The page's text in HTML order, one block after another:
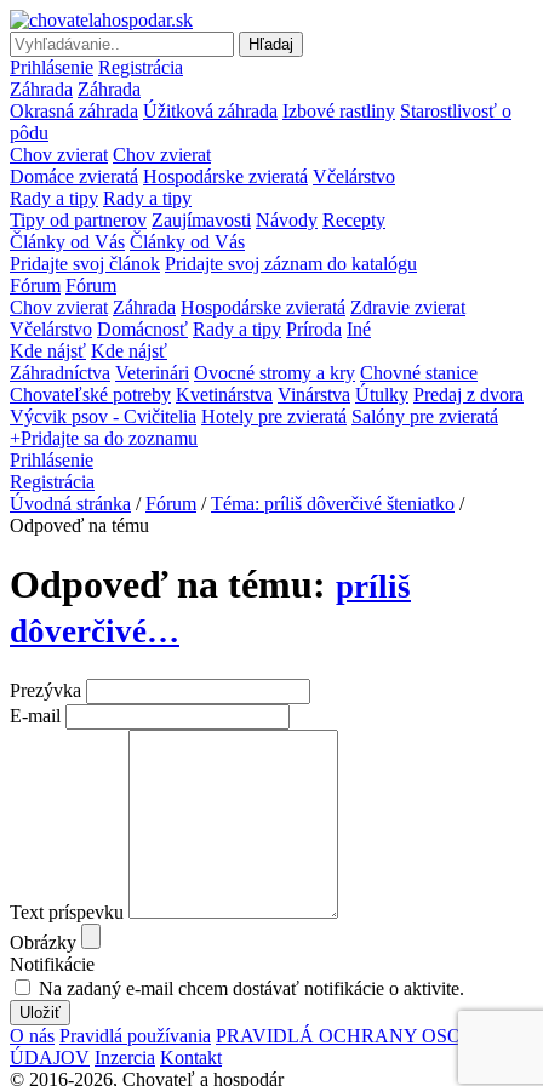
Hľadaj
Prihlásenie Registrácia
Záhrada Záhrada
Okrasná záhrada Úžitková záhrada Izbové rastliny Starostlivosť o
pôdu
Chov zvierat Chov zvierat
Domáce zvieratá Hospodárske zvieratá Včelárstvo
Rady a tipy Rady a tipy
Tipy od partnerov Zaujímavosti Návody Recepty
Články od Vás Články od Vás
Pridajte svoj článok Pridajte svoj záznam do katalógu
Fórum Fórum
Chov zvierat Záhrada Hospodárske zvieratá Zdravie zvierat
Včelárstvo Domácnosť Rady a tipy Príroda Iné
Kde nájsť Kde nájsť
Záhradníctva Veterinári Ovocné stromy a kry Chovné stanice
Chovateľské potreby Kvetinárstva Vinárstva Útulky Predaj z dvora
Výcvik psov - Cvičitelia Hotely pre zvieratá Salóny pre zvieratá
+Pridajte sa do zoznamu
Prihlásenie
Registrácia
Úvodná stránka / Fórum / Téma: príliš dôverčivé šteniatko /
Odpoveď na tému
Odpoveď na tému: príliš
dôverčivé…
Prezývka
E-mail
Text príspevku
Obrázky
Notifikácie
Na zadaný e-mail chcem dostávať notifikácie o aktivite.
Uložiť
O nás Pravidlá používania PRAVIDLÁ OCHRANY OSOBNÝCH
ÚDAJOV Inzercia Kontakt
© 2016-2026, Chovateľ a hospodár